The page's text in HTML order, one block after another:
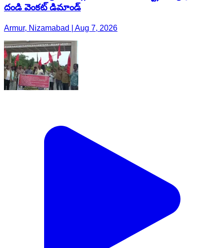
దండి వెంకట్ డిమాండ్
Armur, Nizamabad | Aug 7, 2026